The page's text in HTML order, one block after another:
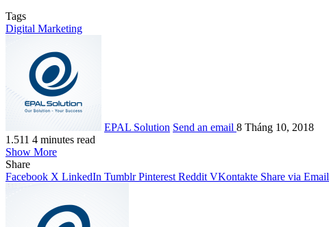
Tags
Digital Marketing
EPAL Solution Send an email 8 Tháng 10, 2018
1.511 4 minutes read
Show More
Share
Facebook X LinkedIn Tumblr Pinterest Reddit VKontakte Share via Email